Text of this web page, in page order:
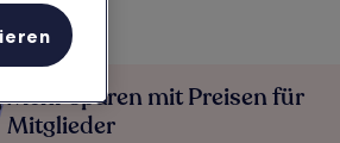
Mehr sparen mit Preisen für
Mitglieder